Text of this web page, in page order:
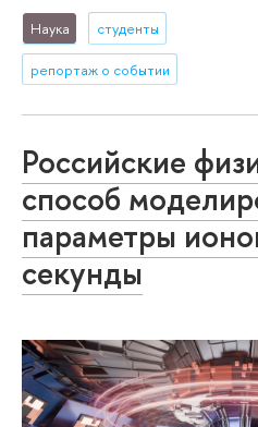
Наука студенты
репортаж о событии
Российские
способ
параметры
секунды